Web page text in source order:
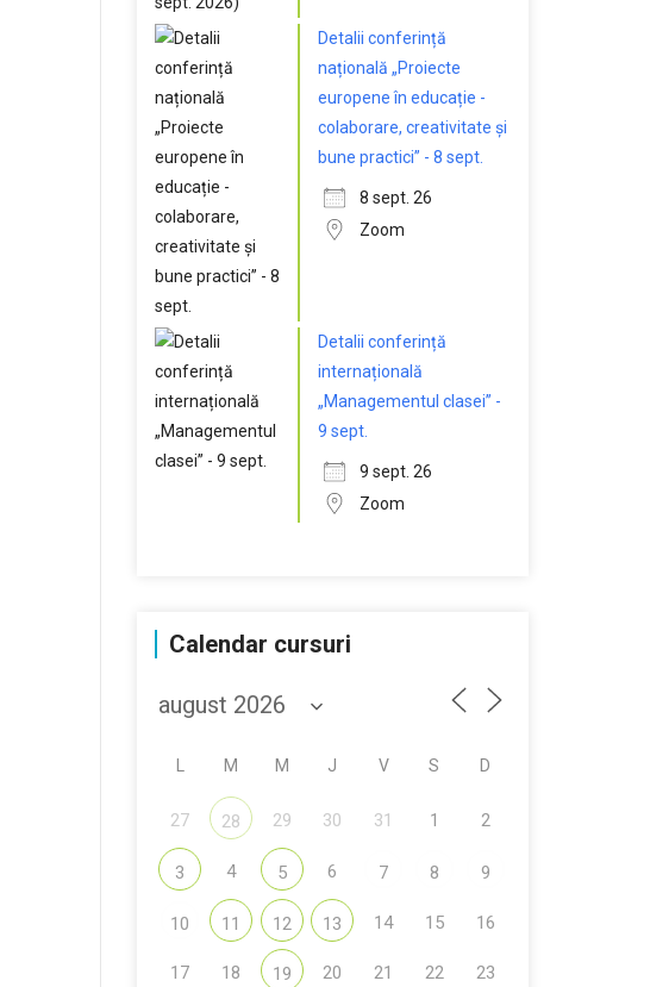
Detalii conferință
națională „Proiecte
europene în educație -
colaborare, creativitate și
bune practici” - 8 sept.
8 sept. 26
Zoom
Detalii conferință
internațională
„Managementul clasei” -
9 sept.
9 sept. 26
Zoom
Calendar cursuri
M M J V S D
27 28 29 30 31 1 2
3 4 5 6 7 8 9
10 11 12 13 14 15 16
17 18 19 20 21 22 23